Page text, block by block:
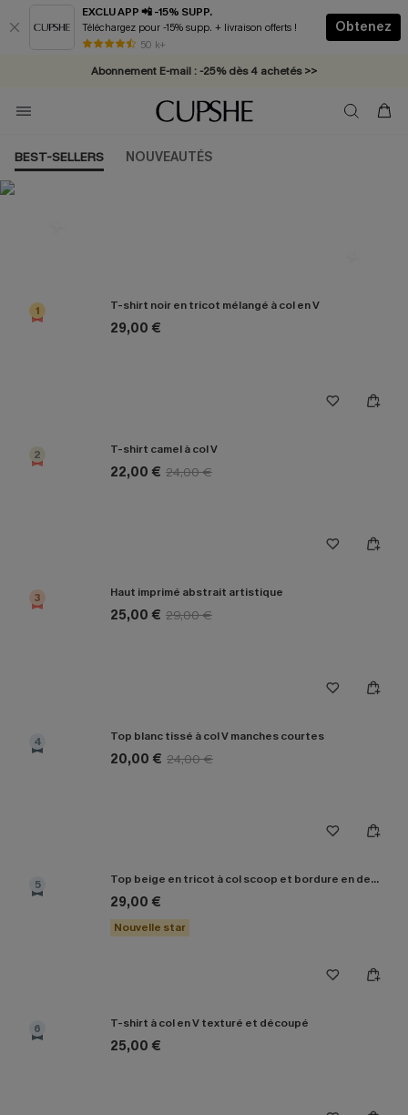
EXCLU APP 📲 -15% SUPP.
Téléchargez pour -15% supp. + livraison offerts !
50 k+
Obtenez
* Livraison éclair 2-3 jours ouvrés >>
Abonnement E-mail : -25% dès 4 achetés >>
BEST-SELLERS NOUVEAUTÉS
1 T-shirt noir en tricot mélangé à col en V
29,00 €
2 T-shirt camel à col V
22,00 € 24,00 €
3 Haut imprimé abstrait artistique
25,00 € 29,00 €
4 Top blanc tissé à col V manches courtes
20,00 € 24,00 €
5 Top beige en tricot à col scoop et bordure en dentelle
29,00 €
Nouvelle star
6 T-shirt à col en V texturé et découpé
25,00 €